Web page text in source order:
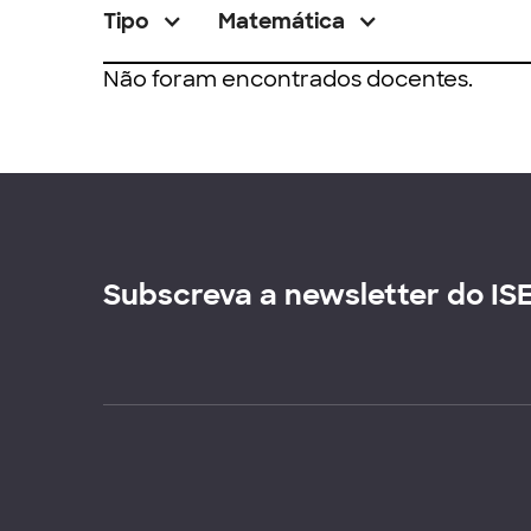
Tipo Matemática
Não foram encontrados docentes.
Subscreva a newsletter do